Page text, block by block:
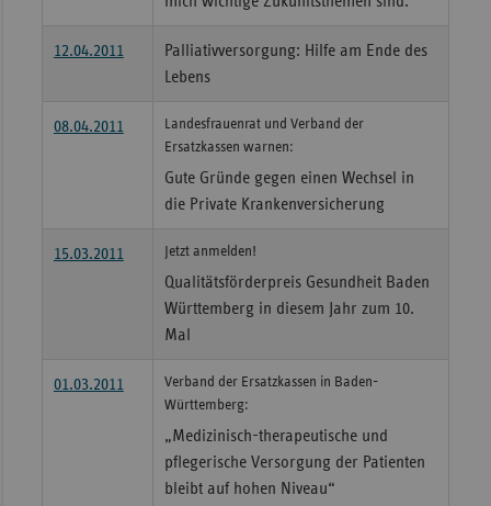
12.04.2011
Palliativversorgung: Hilfe am Ende des
Lebens
08.04.2011
Landesfrauenrat und Verband der
Ersatzkassen warnen:
Gute Gründe gegen einen Wechsel in
die Private Krankenversicherung
15.03.2011 Jetzt anmelden!
Qualitätsförderpreis Gesundheit Baden
Württemberg in diesem Jahr zum 10.
Mal
01.03.2011
Verband der Ersatzkassen in Baden-
Württemberg:
„Medizinisch-therapeutische und
pflegerische Versorgung der Patienten
bleibt auf hohen Niveau“